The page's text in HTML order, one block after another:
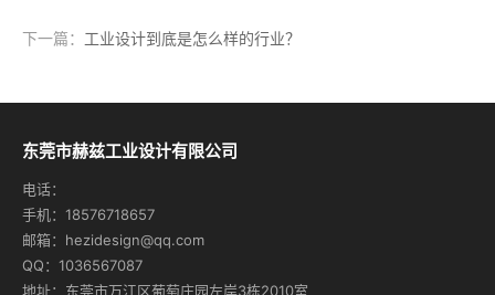
下一篇： 工业设计到底是怎么样的行业？
东莞市赫兹工业设计有限公司
电话：
手机：18576718657
邮箱：hezidesign@qq.com
QQ：1036567087
地址：东莞市万江区葡萄庄园左岸3栋2010室